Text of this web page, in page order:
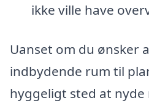
ikke ville have
Uanset om du ønsker
indbydende rum til
hyggeligt sted at